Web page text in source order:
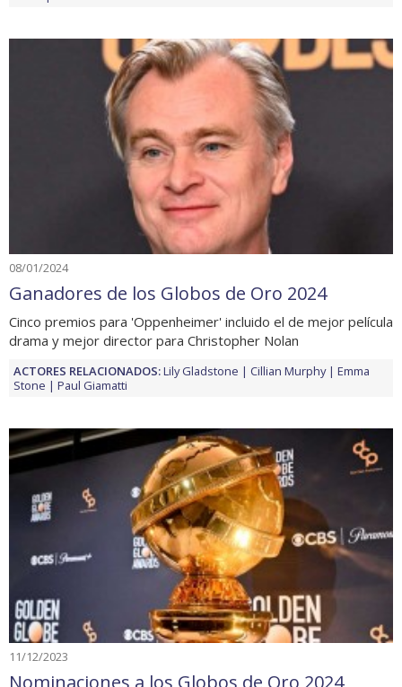
08/01/2024
Ganadores de los Globos de Oro 2024
Cinco premios para 'Oppenheimer' incluido el de mejor película
drama y mejor director para Christopher Nolan
ACTORES RELACIONADOS:Lily Gladstone Cillian Murphy
Emma
Stone
Paul Giamatti
11/12/2023